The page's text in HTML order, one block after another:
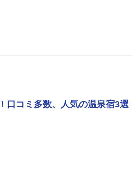
口コミ多数、人気の温泉宿3選